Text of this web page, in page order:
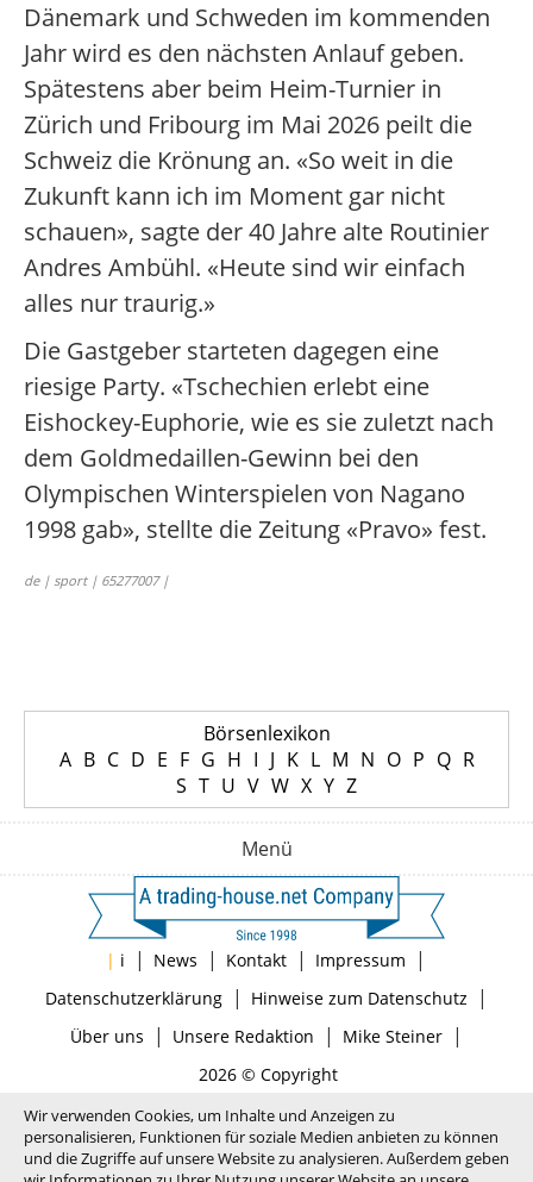
Dänemark und Schweden im kommenden
Jahr wird es den nächsten Anlauf geben.
Spätestens aber beim Heim-Turnier in
Zürich und Fribourg im Mai 2026 peilt die
Schweiz die Krönung an. «So weit in die
Zukunft kann ich im Moment gar nicht
schauen», sagte der 40 Jahre alte Routinier
Andres Ambühl. «Heute sind wir einfach
alles nur traurig.»
Die Gastgeber starteten dagegen eine
riesige Party. «Tschechien erlebt eine
Eishockey-Euphorie, wie es sie zuletzt nach
dem Goldmedaillen-Gewinn bei den
Olympischen Winterspielen von Nagano
1998 gab», stellte die Zeitung «Pravo» fest.
de | sport | 65277007 |
Börsenlexikon
A B C D E F G H I J K L M N O P Q R
S T U V W X Y Z
Menü
| i | News | Kontakt | Impressum |
Datenschutzerklärung| Hinweise zum Datenschutz |
Über uns | Unsere Redaktion | Mike Steiner|
2026 © Copyright
Wir verwenden Cookies, um Inhalte und Anzeigen zu
personalisieren, Funktionen für soziale Medien anbieten zu können
und die Zugriffe auf unsere Website zu analysieren. Außerdem geben